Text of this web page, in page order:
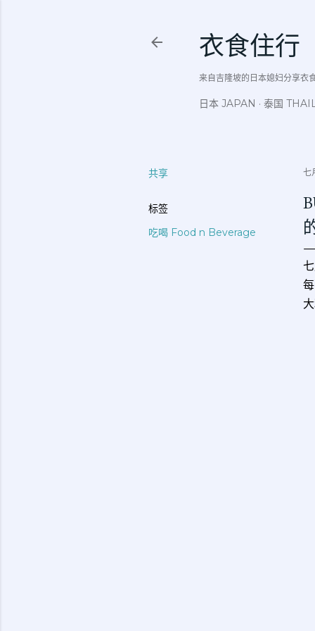
衣食住行
来自吉隆坡的日本媳妇分享
日本 JAPAN 泰国
共享
标签
吃喝 Food n Beverage
七